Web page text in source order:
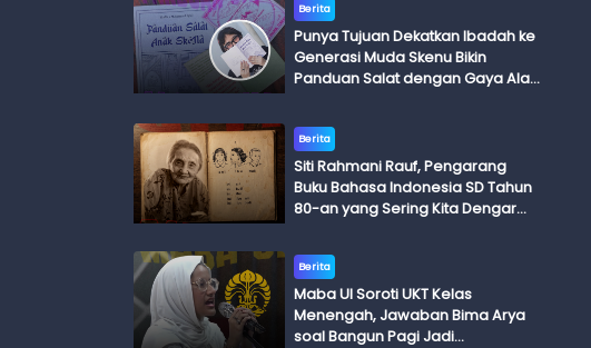
Berita
Punya Tujuan Dekatkan Ibadah ke
Generasi Muda Skenu Bikin
Panduan Salat dengan Gaya Ala
Berita
Siti Rahmani Rauf, Pengarang
Buku Bahasa Indonesia SD Tahun
80-an yang Sering Kita Dengar
Adik Budi
Berita
Maba UI Soroti UKT Kelas
Menengah, Jawaban Bima Arya
soal Bangun Pagi Jadi